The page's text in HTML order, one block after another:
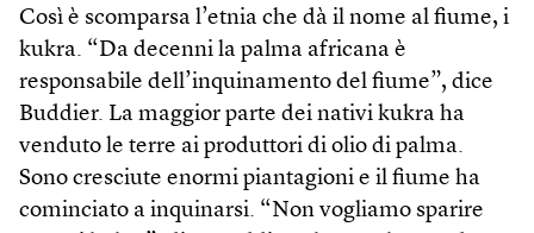
Così è scomparsa l’etnia che dà il nome al fiume, i
kukra. “Da decenni la palma africana è
responsabile dell’inquinamento del fiume”, dice
Buddier. La maggior parte dei nativi kukra ha
venduto le terre ai produttori di olio di palma.
Sono cresciute enormi piantagioni e il fiume ha
cominciato a inquinarsi. “Non vogliamo sparire